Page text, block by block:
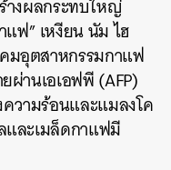
างผลกระทบใหญ่
ฟ” เหงียน นัม ไฮ
มอุตสาหกรรมกาแฟ
ผ่านเอเอฟพี (AFP)
วามร้อนและแมลงโค
และเมล็ดกาแฟมี